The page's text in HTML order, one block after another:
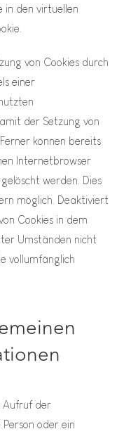
in den virtuellen
von Cookies durch
einer
der Setzung von
können bereits
Internetbrowser
werden. Dies
möglich. Deaktiviert
Cookies in dem
Umständen nicht
vollumfänglich
Aufruf der
oder ein